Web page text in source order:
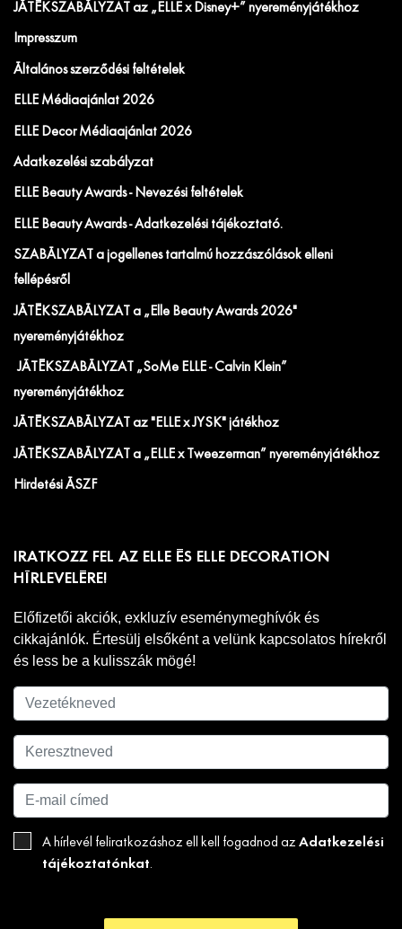
JÁTÉKSZABÁLYZAT az „ELLE x Disney+” nyereményjátékhoz
Impresszum
Általános szerződési feltételek
ELLE Médiaajánlat 2026
ELLE Decor Médiaajánlat 2026
Adatkezelési szabályzat
ELLE Beauty Awards - Nevezési feltételek
ELLE Beauty Awards - Adatkezelési tájékoztató.
SZABÁLYZAT a jogellenes tartalmú hozzászólások elleni
fellépésről
JÁTÉKSZABÁLYZAT a „Elle Beauty Awards 2026"
nyereményjátékhoz
JÁTÉKSZABÁLYZAT „SoMe ELLE - Calvin Klein”
nyereményjátékhoz
JÁTÉKSZABÁLYZAT az "ELLE x JYSK" játékhoz
JÁTÉKSZABÁLYZAT a „ELLE x Tweezerman” nyereményjátékhoz
Hirdetési ÁSZF
IRATKOZZ FEL AZ ELLE ÉS ELLE DECORATION
HÍRLEVELÉRE!
Előfizetői akciók, exkluzív eseménymeghívók és
cikkajánlók. Értesülj elsőként a velünk kapcsolatos hírekről
és less be a kulisszák mögé!
A hírlevél feliratkozáshoz ell kell fogadnod az Adatkezelési
tájékoztatónkat.